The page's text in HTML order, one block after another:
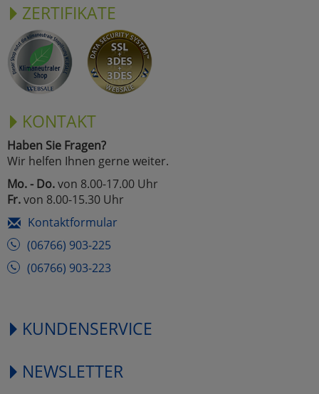
ZERTIFIKATE
KONTAKT
Haben Sie Fragen?
Wir helfen Ihnen gerne weiter.
Mo. - Do.von 8.00-17.00 Uhr
Fr.von 8.00-15.30 Uhr
Kontaktformular
(06766) 903-225
(06766) 903-223
KUNDENSERVICE
NEWSLETTER